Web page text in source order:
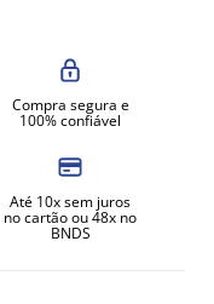
Compra segura e
100% confiável
Até 10x sem juros
no cartão ou 48x no
BNDS